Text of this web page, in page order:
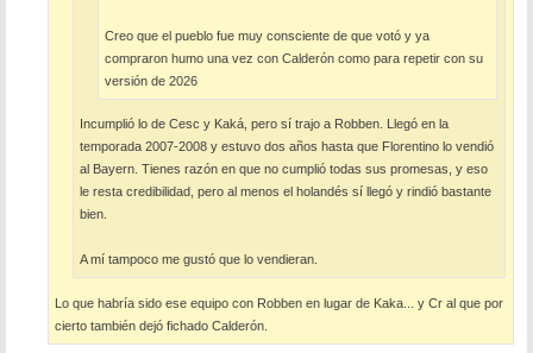
Creo que el pueblo fue muy consciente de que votó y ya
compraron humo una vez con Calderón como para repetir con su
versión de 2026
Incumplió lo de Cesc y Kaká, pero sí trajo a Robben. Llegó en la
temporada 2007-2008 y estuvo dos años hasta que Florentino lo vendió
al Bayern. Tienes razón en que no cumplió todas sus promesas, y eso
le resta credibilidad, pero al menos el holandés sí llegó y rindió bastante
bien.
A mí tampoco me gustó que lo vendieran.
Lo que habría sido ese equipo con Robben en lugar de Kaka... y Cr al que por
cierto también dejó fichado Calderón.